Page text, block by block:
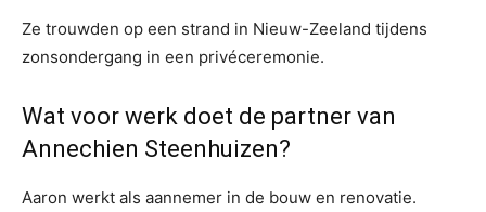
Ze trouwden op een strand in Nieuw-Zeeland tijdens
zonsondergang in een privéceremonie.
Wat voor werk doet de partner van
Annechien Steenhuizen?
Aaron werkt als aannemer in de bouw en renovatie.